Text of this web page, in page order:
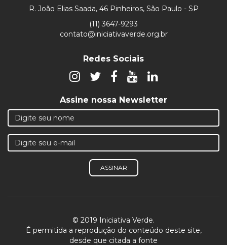
R. João Elias Saada, 46 Pinheiros, São Paulo - SP
(11) 3647-9293
contato@iniciativaverde.org.br
Redes Sociais
Assine nossa Newsletter
ASSINAR
© 2019 Iniciativa Verde.
É permitida a reprodução do conteúdo deste site,
desde que citada a fonte